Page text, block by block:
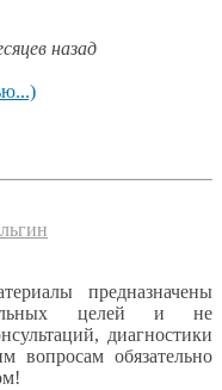
назад
предназначены
целей и не
диагностики
вопросам обязательно